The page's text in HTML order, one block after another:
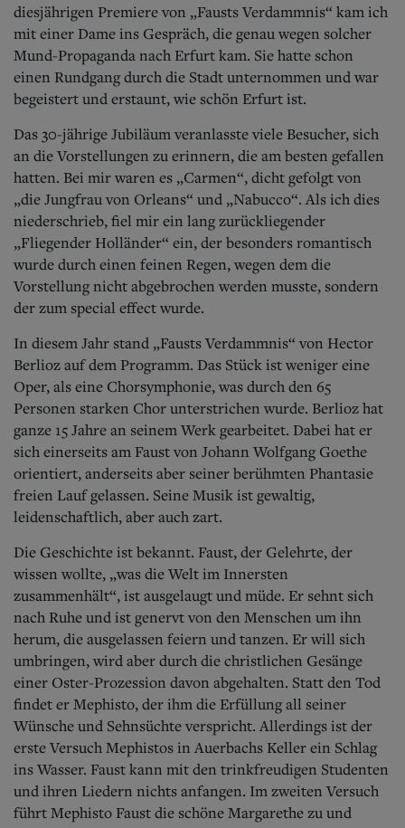
diesjährigen Premiere von „Fausts Verdammnis“ kam ich
mit einer Dame ins Gespräch, die genau wegen solcher
Mund-Propaganda nach Erfurt kam. Sie hatte schon
einen Rundgang durch die Stadt unternommen und war
begeistert und erstaunt, wie schön Erfurt ist.
Das 30-jährige Jubiläum veranlasste viele Besucher, sich
an die Vorstellungen zu erinnern, die am besten gefallen
hatten. Bei mir waren es „Carmen“, dicht gefolgt von
„die Jungfrau von Orleans“ und „Nabucco“. Als ich dies
niederschrieb, fiel mir ein lang zurückliegender
„Fliegender Holländer“ ein, der besonders romantisch
wurde durch einen feinen Regen, wegen dem die
Vorstellung nicht abgebrochen werden musste, sondern
der zum special effect wurde.
In diesem Jahr stand „Fausts Verdammnis“ von Hector
Berlioz auf dem Programm. Das Stück ist weniger eine
Oper, als eine Chorsymphonie, was durch den 65
Personen starken Chor unterstrichen wurde. Berlioz hat
ganze 15 Jahre an seinem Werk gearbeitet. Dabei hat er
sich einerseits am Faust von Johann Wolfgang Goethe
orientiert, anderseits aber seiner berühmten Phantasie
freien Lauf gelassen. Seine Musik ist gewaltig,
leidenschaftlich, aber auch zart.
Die Geschichte ist bekannt. Faust, der Gelehrte, der
wissen wollte, „was die Welt im Innersten
zusammenhält“, ist ausgelaugt und müde. Er sehnt sich
nach Ruhe und ist genervt von den Menschen um ihn
herum, die ausgelassen feiern und tanzen. Er will sich
umbringen, wird aber durch die christlichen Gesänge
einer Oster-Prozession davon abgehalten. Statt den Tod
findet er Mephisto, der ihm die Erfüllung all seiner
Wünsche und Sehnsüchte verspricht. Allerdings ist der
erste Versuch Mephistos in Auerbachs Keller ein Schlag
ins Wasser. Faust kann mit den trinkfreudigen Studenten
und ihren Liedern nichts anfangen. Im zweiten Versuch
führt Mephisto Faust die schöne Margarethe zu und